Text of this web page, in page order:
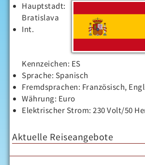
Hauptstadt:
Bratislava
Int.
Kennzeichen: ES
Sprache: Spanisch
Fremdsprachen: Französisch,
Währung: Euro
Elektrischer Strom: 230 Volt/50
Aktuelle Reiseangebote